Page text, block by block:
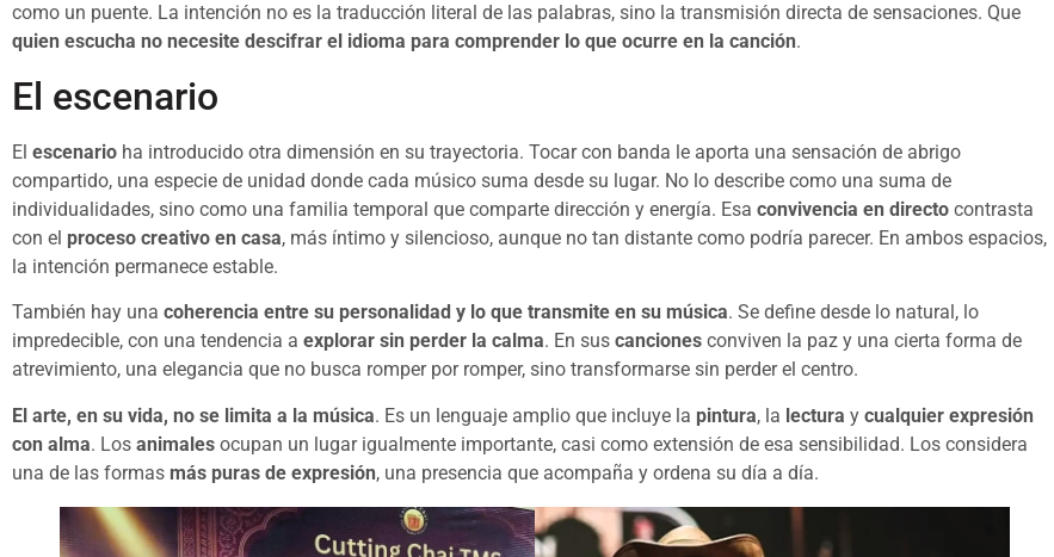
como un puente. La intención no es la traducción literal de las palabras, sino la transmisión directa de sensaciones. Que
quien escucha no necesite descifrar el idioma para comprender lo que ocurre en la canción.
El escenario
El escenario ha introducido otra dimensión en su trayectoria. Tocar con banda le aporta una sensación de abrigo
compartido, una especie de unidad donde cada músico suma desde su lugar. No lo describe como una suma de
individualidades, sino como una familia temporal que comparte dirección y energía. Esa convivencia en directo contrasta
con el proceso creativo en casa, más íntimo y silencioso, aunque no tan distante como podría parecer. En ambos espacios,
la intención permanece estable.
También hay una coherencia entre su personalidad y lo que transmite en su música. Se define desde lo natural, lo
impredecible, con una tendencia a explorar sin perder la calma. En sus canciones conviven la paz y una cierta forma de
atrevimiento, una elegancia que no busca romper por romper, sino transformarse sin perder el centro.
El arte, en su vida, no se limita a la música. Es un lenguaje amplio que incluye la pintura, la lectura y cualquier expresión
con alma. Los animales ocupan un lugar igualmente importante, casi como extensión de esa sensibilidad. Los considera
una de las formas más puras de expresión, una presencia que acompaña y ordena su día a día.